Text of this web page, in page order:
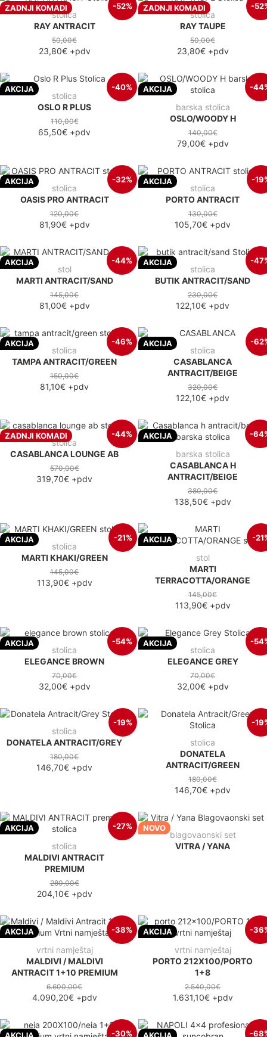
ZADNJI KOMADI -52%
stolica
RAY ANTRACIT
50,00€
23,80€+pdv
ZADNJI KOMADI -
stolica
RAY TAUPE
50,00€
23,80€+pdv
AKCIJA -40%
stolica
OSLO R PLUS
110,00€
65,50€ +pdv
AKCIJA -
barska stolica
OSLO/WOODY H
140,00€
79,00€+pdv
AKCIJA -32%
stolica
OASIS PRO ANTRACIT
120,00€
81,90€+pdv
AKCIJA -
stolica
PORTO ANTRACIT
130,00€
105,70€ +pdv
AKCIJA -44%
stol
MARTI ANTRACIT/SAND
145,00€
81,00€+pdv
AKCIJA -
stolica
BUTIK ANTRACIT/SAND
230,00€
122,10€ +pdv
AKCIJA -46%
stolica
TAMPA ANTRACIT/GREEN
150,00€
81,10€ +pdv
AKCIJA -
stolica
CASABLANCA
ANTRACIT/BEIGE
320,00€
122,10€ +pdv
ZADNJI KOMADI -44%
stolica
CASABLANCA LOUNGE AB
570,00€
319,70€ +pdv
AKCIJA -
barska stolica
CASABLANCA H
ANTRACIT/BEIGE
380,00€
138,50€+pdv
AKCIJA -21%
stolica
MARTI KHAKI/GREEN
145,00€
113,90€+pdv
AKCIJA -
stol
MARTI
TERRACOTTA/ORANGE
145,00€
113,90€+pdv
AKCIJA -54%
stolica
ELEGANCE BROWN
70,00€
32,00€+pdv
AKCIJA -
stolica
ELEGANCE GREY
70,00€
32,00€+pdv
-19%
stolica
DONATELA ANTRACIT/GREY
180,00€
146,70€ +pdv
-
stolica
DONATELA
ANTRACIT/GREEN
180,00€
146,70€ +pdv
AKCIJA -27%
stolica
MALDIVI ANTRACIT
PREMIUM
280,00€
204,10€+pdv
NOVO
blagovaonski set
VITRA / YANA
AKCIJA -38%
vrtni namještaj
MALDIVI / MALDIVI
ANTRACIT 1+10 PREMIUM
6.600,00€
4.090,20€+pdv
AKCIJA -
vrtni namještaj
PORTO 212X100/PORTO
1+8
2.540,00€
1.631,10€+pdv
-30% -